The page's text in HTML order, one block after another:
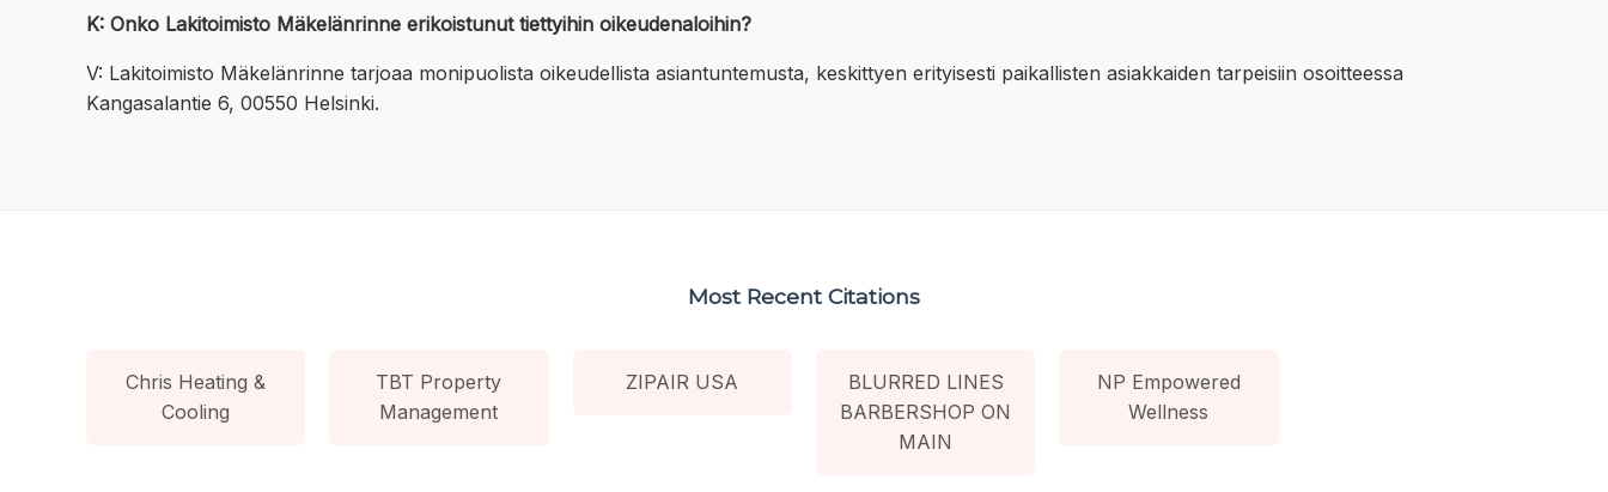
K: Onko Lakitoimisto Mäkelänrinne erikoistunut tiettyihin oikeudenaloihin?
V: Lakitoimisto Mäkelänrinne tarjoaa monipuolista oikeudellista asiantuntemusta, keskittyen erityisesti paikallisten asiakkaiden tarpeisiin osoitteessa
Kangasalantie 6, 00550 Helsinki.
Most Recent Citations
Chris Heating &
Cooling
TBT Property
Management
ZIPAIR USA
BLURRED LINES
BARBERSHOP ON
MAIN
NP Empowered
Wellness